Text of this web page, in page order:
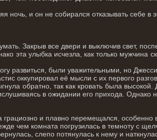
и он не собирался отказывать себе в
Закрыв все двери и выключив свет,
эта улыбка исчезла, как только
развиться, были уважительными, но
оккупировал её мысли с их первого
обратно, так как кровать была высокой.
в ожидании его прихода. Однако
грациозно и плавно перемещался,
чем комната погрузилась в темноту с
слепо потянулась к нему и